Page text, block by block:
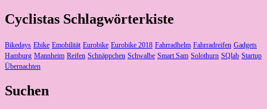
Cyclistas Schlagwörterkiste
Bikedays Ebike Emobilität Eurobike Eurobike 2018 Fahrradhelm Fahrradreifen Gadgets
Hamburg Mannheim Reifen Schnäppchen Schwalbe Smart Sam Solothurn SQlab Startup
Übernachten
Suchen